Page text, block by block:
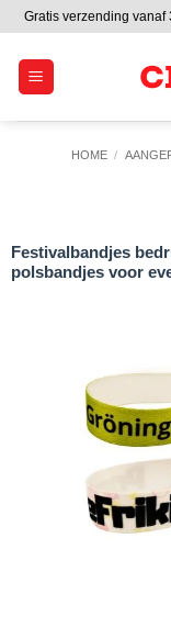
inhoud
Gratis verzending vanaf
HOME /
Festivalbandjes
polsbandjes voor